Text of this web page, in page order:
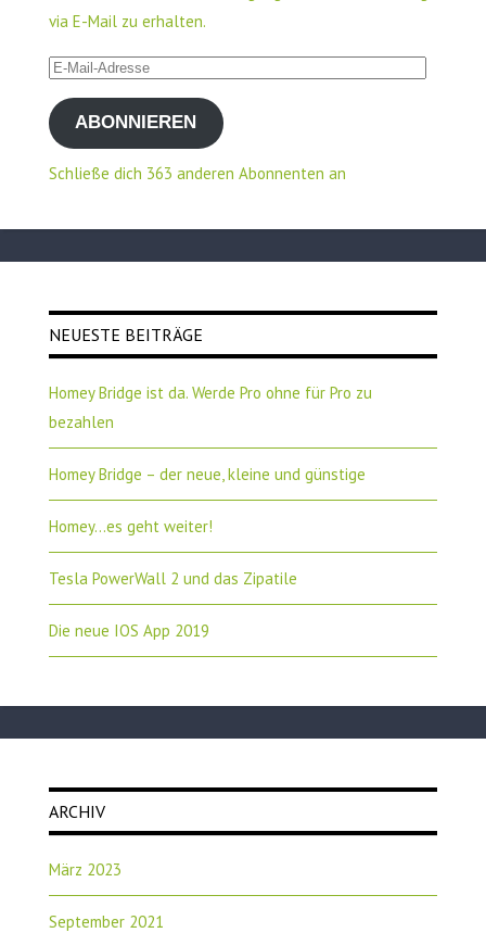
via E-Mail zu erhalten.
E-
Mail-
AdresseABONNIEREN
Schließe dich 363 anderen Abonnenten an
NEUESTE BEITRÄGE
Homey Bridge ist da. Werde Pro ohne für Pro zu
bezahlen
Homey Bridge – der neue, kleine und günstige
Homey…es geht weiter!
Tesla PowerWall 2 und das Zipatile
Die neue IOS App 2019
ARCHIV
März 2023
September 2021